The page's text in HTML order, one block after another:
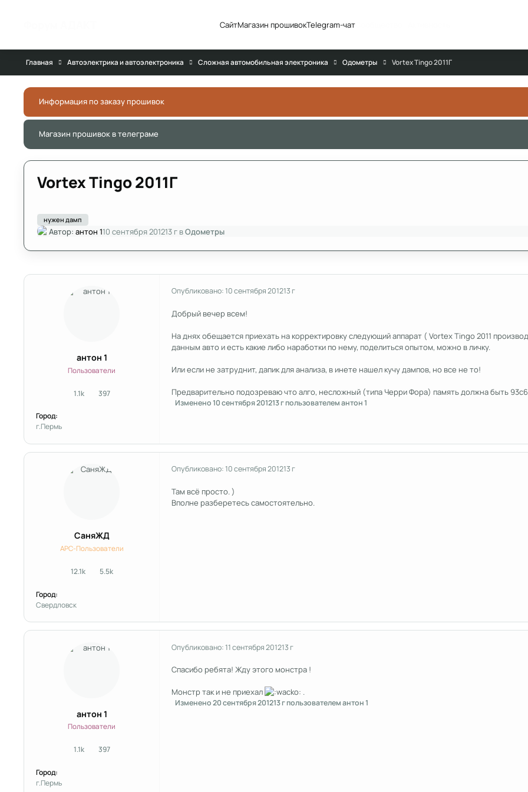
СайтМагазин прошивокTelegram-чатСообщество
Главная Автоэлектрика и автоэлектроника Сложная автомобильная электроника Одометры Vortex Tingo 2011Г
Информация по заказу прошивок
Магазин прошивок в телеграме
Vortex Tingo 2011Г
нужен дамп
Автор: антон 110 сентября 201213 гвОдометры
антон 1
Пользователи
1.1kсообщения
397Репутация
Город:
г.Пермь
Опубликовано:10 сентября 201213 г
Добрый вечер всем!
На днях обещается приехать на корректировку следующий аппарат ( Vortex Tingo 2011
данным авто и есть какие либо наработки по нему, поделиться опытом, можно в личку.
Или если не затруднит, дапик для анализа, в инете нашел кучу дампов, но все не то!
Предварительно подозреваю что алго, несложный (типа Черри Фора) память должна быть
Изменено10 сентября 201213 гпользователем антон 1
СаняЖД
APC-Пользователи
12.1kсообщения
5.5kРепутация
Город:
Свердловск
Опубликовано:10 сентября 201213 г
Там всё просто. )
Вполне разберетесь самостоятельно.
антон 1
Пользователи
1.1kсообщения
397Репутация
Город:
г.Пермь
Опубликовано:11 сентября 201213 г
Спасибо ребята! Жду этого монстра !
Монстр так и не приехал .
Изменено20 сентября 201213 гпользователем антон 1